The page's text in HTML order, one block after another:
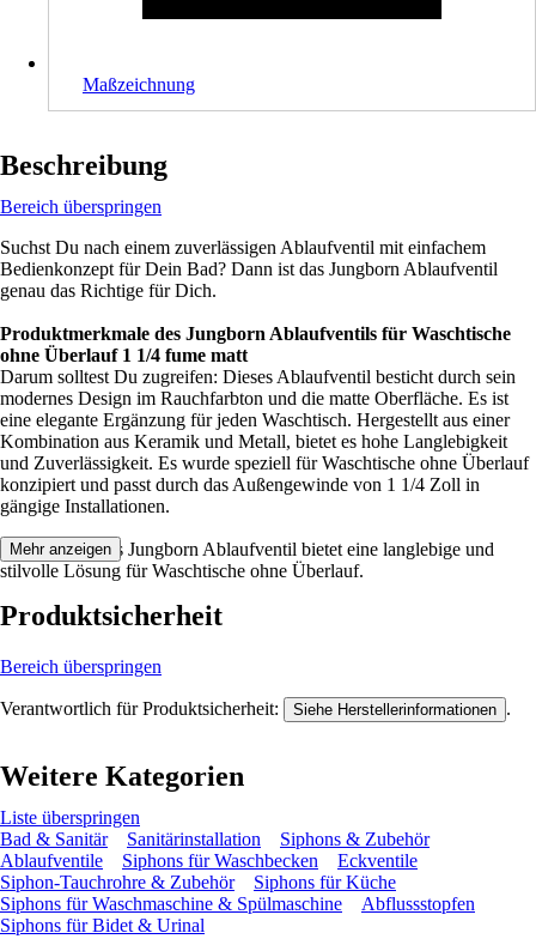
Maßzeichnung
Beschreibung
Bereich überspringen
Suchst Du nach einem zuverlässigen Ablaufventil mit einfachem
Bedienkonzept für Dein Bad? Dann ist das Jungborn Ablaufventil
genau das Richtige für Dich.
Produktmerkmale des Jungborn Ablaufventils für Waschtische
ohne Überlauf 1 1/4 fume matt
Darum solltest Du zugreifen: Dieses Ablaufventil besticht durch sein
modernes Design im Rauchfarbton und die matte Oberfläche. Es ist
eine elegante Ergänzung für jeden Waschtisch. Hergestellt aus einer
Kombination aus Keramik und Metall, bietet es hohe Langlebigkeit
und Zuverlässigkeit. Es wurde speziell für Waschtische ohne Überlauf
konzipiert und passt durch das Außengewinde von 1 1/4 Zoll in
gängige Installationen.
Festgezurrt: Das Jungborn Ablaufventil bietet eine langlebige und
stilvolle Lösung für Waschtische ohne Überlauf.
Mehr anzeigen
Produktsicherheit
Bereich überspringen
Verantwortlich für Produktsicherheit: Siehe Herstellerinformationen .
Weitere Kategorien
Liste überspringen
Bad & Sanitär
Sanitärinstallation
Siphons & Zubehör
Ablaufventile
Siphons für Waschbecken
Eckventile
Siphon-Tauchrohre & Zubehör
Siphons für Küche
Siphons für Waschmaschine & Spülmaschine
Abflussstopfen
Siphons für Bidet & Urinal